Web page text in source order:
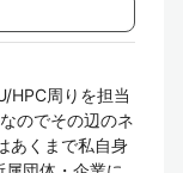
HPC周りを担当
のでその辺のネ
あくまで私自身